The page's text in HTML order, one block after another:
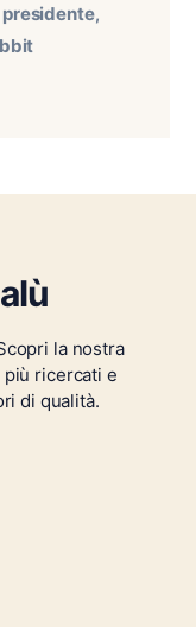
,
la nostra
ricercati e
di qualità.